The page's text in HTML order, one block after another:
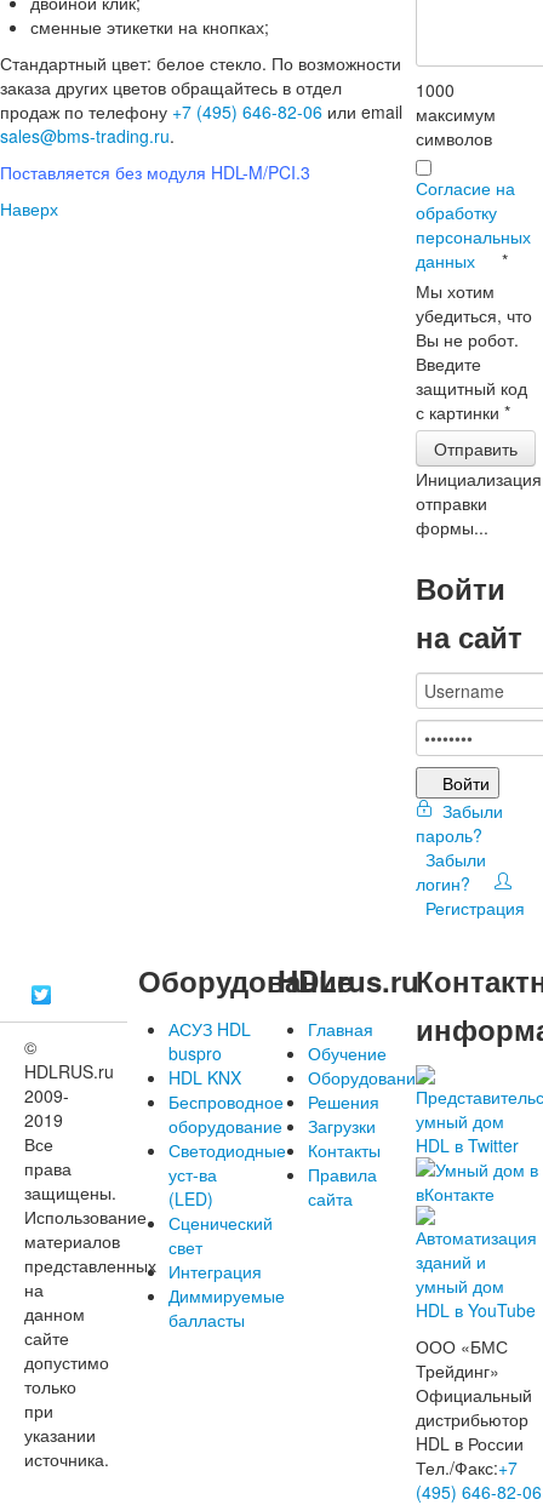
сменные этикетки на кнопках;
Стандартный цвет: белое стекло. По возможности
заказа других цветов обращайтесь в отдел
продаж по телефону +7 (495) 646-82-06 или email
sales@bms-trading.ru.
Поставляется без модуля HDL-M/PCI.3
Наверх
1000
максимум
символов
Согласие на
обработку
персональных
данных
*
Мы хотим
убедиться, что
Вы не робот.
Введите
защитный код
с картинки*
Отправить
Инициализация
отправки
формы...
Войти
на сайт
Войти
Забыли
пароль?
Забыли
логин?
Регистрация
©
HDLRUS.ru
2009-
2019
Все
права
защищены.
Использование
материалов
представленных
на
данном
сайте
допустимо
только
при
указании
источника.
Оборудование
АСУЗ HDL
buspro
HDL KNX
Беспроводное
оборудование
Светодиодные
уст-ва
(LED)
Сценический
свет
Интеграция
Диммируемые
балласты
HDLrus.ru
Главная
Обучение
Оборудование
Решения
Загрузки
Контакты
Правила
сайта
ООО «БМС
Трейдинг»
Официальный
дистрибьютор
HDL в России
Тел./Факс:+7
(495) 646-82-06